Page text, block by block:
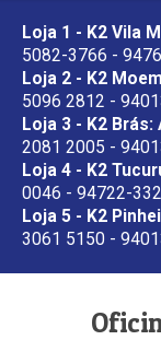
Loja 1 - K2 Vila
5082-3766 -
Loja 2 - K2
5096 2812 -
Loja 3 - K2
2081 2005 -
Loja 4 - K2
0046 - 94722-
Loja 5 - K2
3061 5150 -